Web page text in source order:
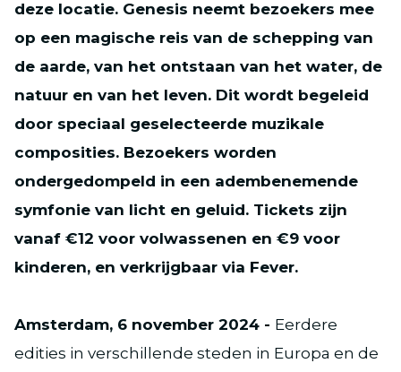
deze locatie. Genesis neemt bezoekers mee
op een magische reis van de schepping van
de aarde, van het ontstaan van het water, de
natuur en van het leven. Dit wordt begeleid
door speciaal geselecteerde muzikale
composities. Bezoekers worden
ondergedompeld in een adembenemende
symfonie van licht en geluid. Tickets zijn
vanaf €12 voor volwassenen en €9 voor
kinderen, en verkrijgbaar via Fever.
Amsterdam, 6 november 2024 - Eerdere
edities in verschillende steden in Europa en de